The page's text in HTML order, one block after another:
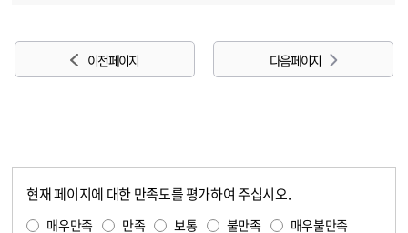
이전 페이지 다음 페이지
현재 페이지에 대한 만족도를 평가하여 주십시오.
매우만족 만족 보통 불만족 매우불만족